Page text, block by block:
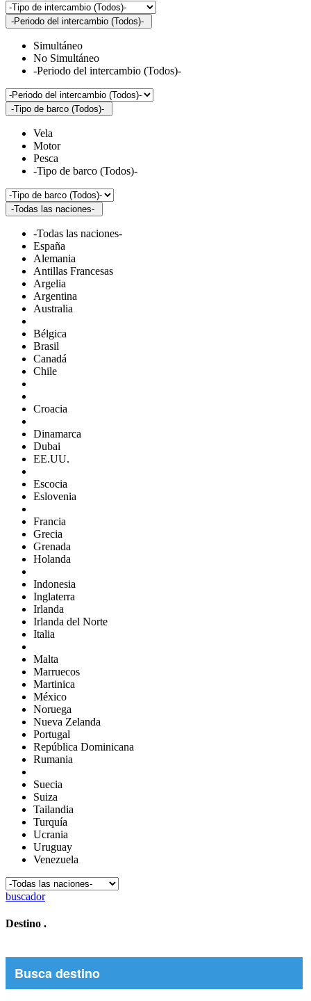
-Periodo del intercambio (Todos)-
Simultáneo
No Simultáneo
-Periodo del intercambio (Todos)-
-Tipo de barco (Todos)-
Vela
Motor
Pesca
-Tipo de barco (Todos)-
-Todas las naciones-
-Todas las naciones-
España
Alemania
Antillas Francesas
Argelia
Argentina
Australia
Bélgica
Brasil
Canadá
Chile
Croacia
Dinamarca
Dubai
EE.UU.
Escocia
Eslovenia
Francia
Grecia
Grenada
Holanda
Indonesia
Inglaterra
Irlanda
Irlanda del Norte
Italia
Malta
Marruecos
Martinica
México
Noruega
Nueva Zelanda
Portugal
República Dominicana
Rumania
Suecia
Suiza
Tailandia
Turquía
Ucrania
Uruguay
Venezuela
buscador
Destino .